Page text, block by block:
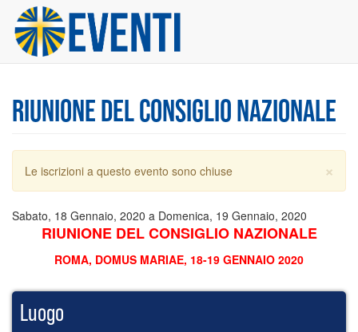
Salta
contenuto
principale
RIUNIONE DEL CONSIGLIO NAZIONALE
×
Messaggio
Le iscrizioni a questo evento sono chiuse
Sabato, 18 Gennaio, 2020 a Domenica, 19 Gennaio, 2020
RIUNIONE DEL CONSIGLIO NAZIONALE
ROMA, DOMUS MARIAE, 18-19 GENNAIO 2020
Luogo